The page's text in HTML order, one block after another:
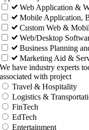
Web Application &
Mobile Application,
Custom Web &
Web/Desktop
Business Planning
Marketing Aid &
We have industry experts
associated with project
Travel & Hospitality
Logistics &
FinTech
EdTech
Entertainment